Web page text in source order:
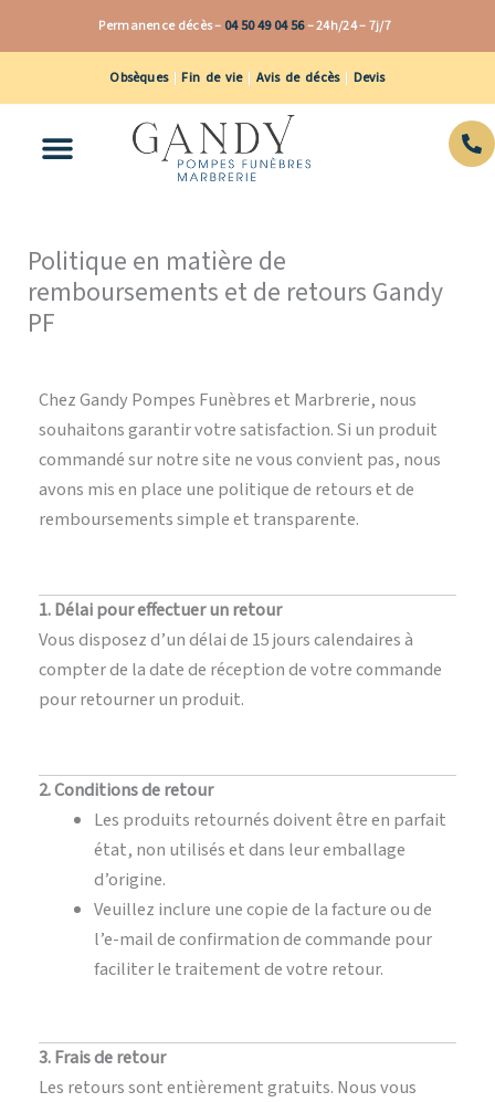
Permanence décès – 04 50 49 04 56–24h/24 – 7j/7
Obsèques|Fin de vie| Avis de décès| Devis
Politique en matière de
remboursements et de retours Gandy
PF
Chez Gandy Pompes Funèbres et Marbrerie, nous
souhaitons garantir votre satisfaction. Si un produit
commandé sur notre site ne vous convient pas, nous
avons mis en place une politique de retours et de
remboursements simple et transparente.
1. Délai pour effectuer un retour
Vous disposez d’un délai de 15 jours calendaires à
compter de la date de réception de votre commande
pour retourner un produit.
2. Conditions de retour
Les produits retournés doivent être en parfait
état, non utilisés et dans leur emballage
d’origine.
Veuillez inclure une copie de la facture ou de
l’e-mail de confirmation de commande pour
faciliter le traitement de votre retour.
3. Frais de retour
Les retours sont entièrement gratuits. Nous vous